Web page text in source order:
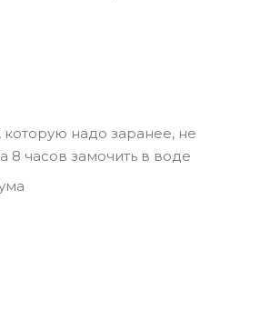
которую надо заранее, не
8 часов замочить в воде